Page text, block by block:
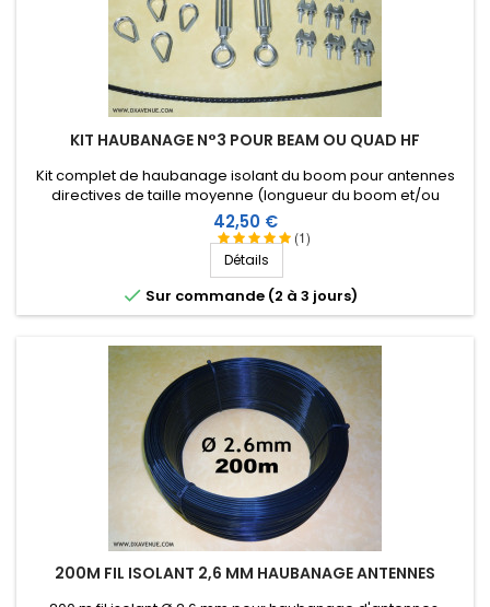
KIT HAUBANAGE N°3 POUR BEAM OU QUAD HF
(1)
Kit complet de haubanage isolant du boom pour antennes
directives de taille moyenne (longueur du boom et/ou
envergure des éléments). Accessoires en inox.
Prix
42,50 €
Détails
 Sur commande (2 à 3 jours)
200M FIL ISOLANT 2,6 MM HAUBANAGE ANTENNES